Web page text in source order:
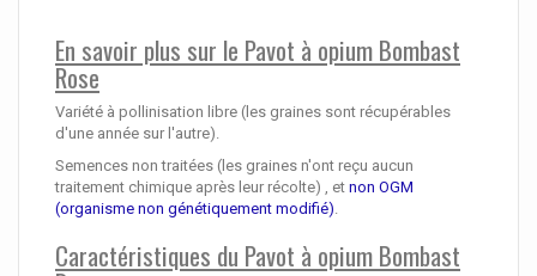
En savoir plus sur le Pavot à opium Bombast
Rose
Variété à pollinisation libre (les graines sont récupérables
d'une année sur l'autre).
Semences non traitées (les graines n'ont reçu aucun
traitement chimique après leur récolte) , et non OGM
(organisme non génétiquement modifié)
Caractéristiques du Pavot à opium Bombast